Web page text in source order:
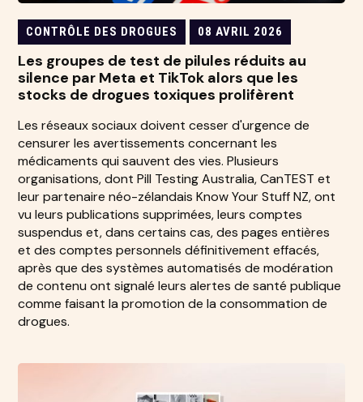
CONTRÔLE DES DROGUES 08 AVRIL 2026
Les groupes de test de pilules réduits au
silence par Meta et TikTok alors que les
stocks de drogues toxiques prolifèrent
Les réseaux sociaux doivent cesser d'urgence de
censurer les avertissements concernant les
médicaments qui sauvent des vies. Plusieurs
organisations, dont Pill Testing Australia, CanTEST et
leur partenaire néo-zélandais Know Your Stuff NZ, ont
vu leurs publications supprimées, leurs comptes
suspendus et, dans certains cas, des pages entières
et des comptes personnels définitivement effacés,
après que des systèmes automatisés de modération
de contenu ont signalé leurs alertes de santé publique
comme faisant la promotion de la consommation de
drogues.